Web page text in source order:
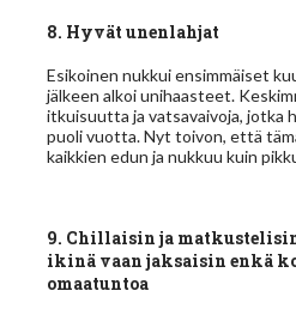
8. Hyvät unenlahjat
Esikoinen nukkui ensimmäiset
jälkeen alkoi unihaasteet.
itkuisuutta ja vatsavaivoja, jotka
puoli vuotta. Nyt toivon, että
kaikkien edun ja nukkuu kuin
9. Chillaisin ja
ikinä vaan jaksaisin enkä
omaatuntoa